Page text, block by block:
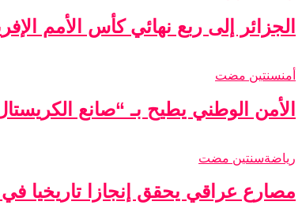
الجزائر إلى ربع نهائي كأس الأمم
أمنسنتين مضت
الأمن الوطني يطيح بـ “صانع
رياضةسنتين مضت
مصارع عراقي يحقق إنجازا تاريخيا